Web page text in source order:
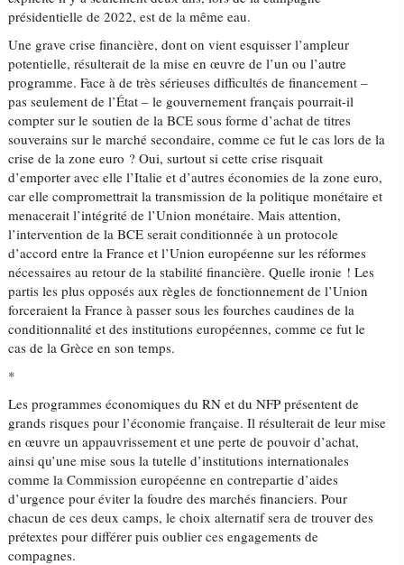
présidentielle de 2022, est de la même eau.
Une grave crise financière, dont on vient esquisser l’ampleur
potentielle, résulterait de la mise en œuvre de l’un ou l’autre
programme. Face à de très sérieuses difficultés de financement –
pas seulement de l’État – le gouvernement français pourrait-il
compter sur le soutien de la BCE sous forme d’achat de titres
souverains sur le marché secondaire, comme ce fut le cas lors de la
crise de la zone euro ? Oui, surtout si cette crise risquait
d’emporter avec elle l’Italie et d’autres économies de la zone euro,
car elle compromettrait la transmission de la politique monétaire et
menacerait l’intégrité de l’Union monétaire. Mais attention,
l’intervention de la BCE serait conditionnée à un protocole
d’accord entre la France et l’Union européenne sur les réformes
nécessaires au retour de la stabilité financière. Quelle ironie ! Les
partis les plus opposés aux règles de fonctionnement de l’Union
forceraient la France à passer sous les fourches caudines de la
conditionnalité et des institutions européennes, comme ce fut le
cas de la Grèce en son temps.
*
Les programmes économiques du RN et du NFP présentent de
grands risques pour l’économie française. Il résulterait de leur mise
en œuvre un appauvrissement et une perte de pouvoir d’achat,
ainsi qu’une mise sous la tutelle d’institutions internationales
comme la Commission européenne en contrepartie d’aides
d’urgence pour éviter la foudre des marchés financiers. Pour
chacun de ces deux camps, le choix alternatif sera de trouver des
prétextes pour différer puis oublier ces engagements de
compagnes.